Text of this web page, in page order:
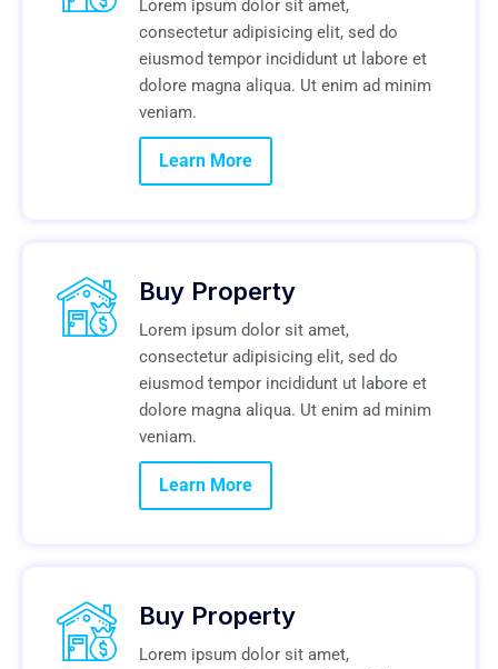
Lorem ipsum dolor sit amet,
consectetur adipisicing elit, sed do
eiusmod tempor incididunt ut labore et
dolore magna aliqua. Ut enim ad minim
veniam.
Learn More
Buy Property
Lorem ipsum dolor sit amet,
consectetur adipisicing elit, sed do
eiusmod tempor incididunt ut labore et
dolore magna aliqua. Ut enim ad minim
veniam.
Learn More
Buy Property
Lorem ipsum dolor sit amet,